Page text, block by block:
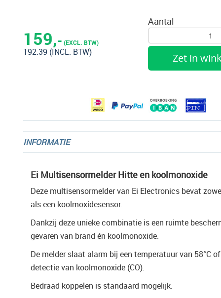
159,- (EXCL. BTW)
192.39 (INCL. BTW)
Aantal
Zet in
het
begin
van
INFORMATIE
Ei Multisensormelder Hitte en koolmonoxide
Deze multisensormelder van Ei Electronics bevat
als een koolmoxidesensor.
Dankzij deze unieke combinatie is een ruimte
gevaren van brand én koolmonoxide.
De melder slaat alarm bij een temperatuur van 58°C
detectie van koolmonoxide (CO).
Bedraad koppelen is standaard mogelijk.